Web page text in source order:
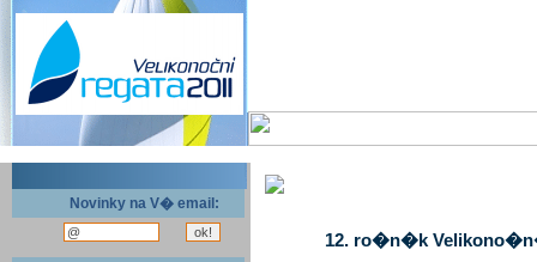
Novinky na V� email:
12. ro�n�k